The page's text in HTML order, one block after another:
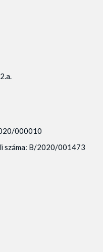
000010
száma: B/2020/001473